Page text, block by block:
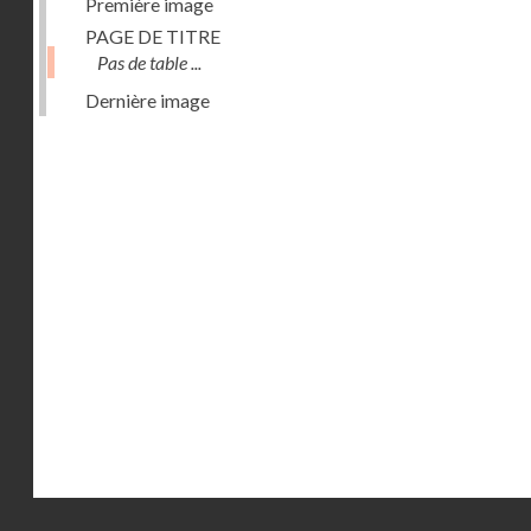
PAGE DE TITRE
Pas de table ...
Dernière image